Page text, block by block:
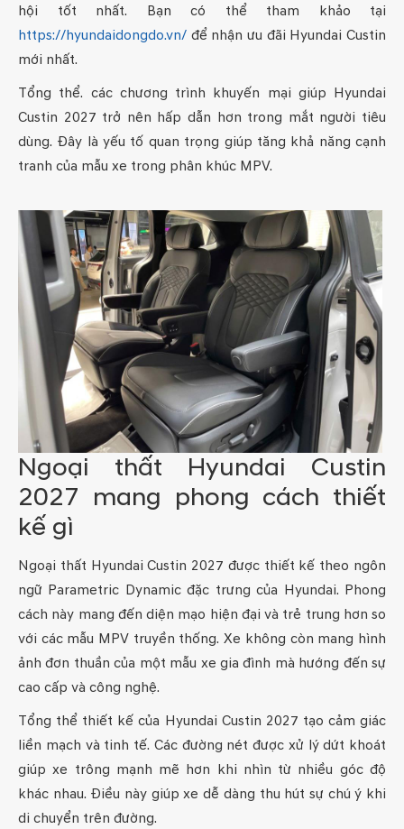
hội tốt nhất. Bạn có thể tham khảo tại
https://hyundaidongdo.vn/ để nhận ưu đãi Hyundai Custin
mới nhất.
Tổng thể. các chương trình khuyến mại giúp Hyundai
Custin 2027 trở nên hấp dẫn hơn trong mắt người tiêu
dùng. Đây là yếu tố quan trọng giúp tăng khả năng cạnh
tranh của mẫu xe trong phân khúc MPV.
Ngoại thất Hyundai Custin
2027 mang phong cách thiết
kế gì
Ngoại thất Hyundai Custin 2027 được thiết kế theo ngôn
ngữ Parametric Dynamic đặc trưng của Hyundai. Phong
cách này mang đến diện mạo hiện đại và trẻ trung hơn so
với các mẫu MPV truyền thống. Xe không còn mang hình
ảnh đơn thuần của một mẫu xe gia đình mà hướng đến sự
cao cấp và công nghệ.
Tổng thể thiết kế của Hyundai Custin 2027 tạo cảm giác
liền mạch và tinh tế. Các đường nét được xử lý dứt khoát
giúp xe trông mạnh mẽ hơn khi nhìn từ nhiều góc độ
khác nhau. Điều này giúp xe dễ dàng thu hút sự chú ý khi
di chuyển trên đường.